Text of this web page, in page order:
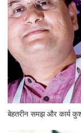
बेहतरीन समझ और कार्य